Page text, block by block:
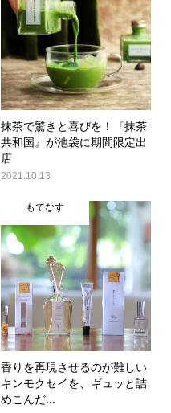
抹茶で驚きと喜びを！『抹茶
共和国』が池袋に期間限定出
店
2021.10.13
もてなす
香りを再現させるのが難しい
キンモクセイを、ギュッと詰
めこんだ...